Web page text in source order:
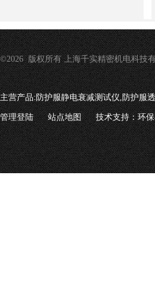
©2026 版权所有 上海千实精密机电科技
主营产品:防护服静电衰减测试仪,防护服
管理登陆 站点地图 技术支持：环